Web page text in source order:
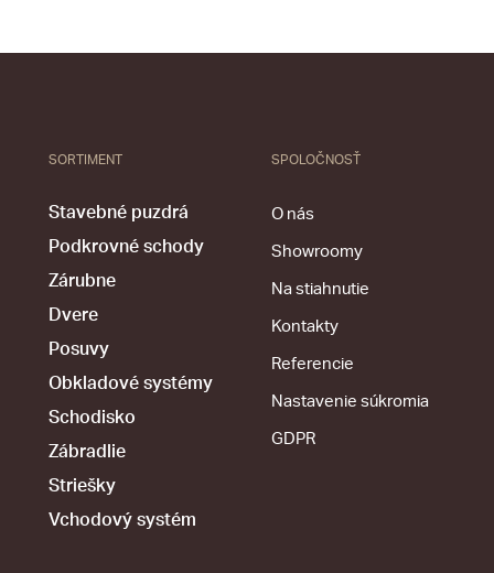
SORTIMENT
Stavebné puzdrá
Podkrovné schody
Zárubne
Dvere
Posuvy
Obkladové systémy
Schodisko
Zábradlie
Striešky
Vchodový systém
SPOLOČNOSŤ
O nás
Showroomy
Na stiahnutie
Kontakty
Referencie
Nastavenie súkromia
GDPR